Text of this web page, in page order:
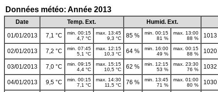
Données météo: Année 2013
Date Temp. Ext.
Humid. Ext.
01/01/2013
7,1 °C
min. 00:15
4,7 °C
max. 13:45
9,3 °C
85 %
min. 00:15
81 %
max. 13:00
88 %
02/01/2013 7,2 °C
min. 07:45
5,1 °C
max. 12:15
10,3 °C
64 %
min. 16:00
49 %
max. 00:15
88 %
03/01/2013 7,0 °C
min. 09:15
4,4 °C
max. 15:15
10,5 °C
62 %
min. 12:15
53 %
max. 23:30
76 %
04/01/2013 9,5 °C
min. 00:15
7,1 °C
max. 14:30
11,5 °C
76 %
min. 13:45
71 %
max. 01:00
80 %